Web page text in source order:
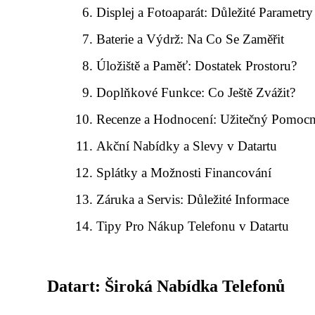
Displej a Fotoaparát: Důležité Parametry
Baterie a Výdrž: Na Co Se Zaměřit
Úložiště a Paměť: Dostatek Prostoru?
Doplňkové Funkce: Co Ještě Zvážit?
Recenze a Hodnocení: Užitečný
Akční Nabídky a Slevy v Datartu
Splátky a Možnosti Financování
Záruka a Servis: Důležité Informace
Tipy Pro Nákup Telefonu v Datartu
Datart: Široká Nabídka Telefonů